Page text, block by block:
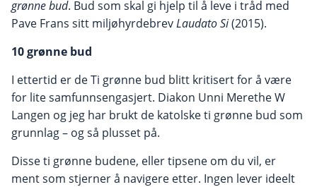
grønne bud. Bud som skal gi hjelp til å leve i tråd med
Pave Frans sitt miljøhyrdebrevLaudato Si(2015).
10 grønne bud
I ettertid er de Ti grønne bud blitt kritisert for å være
for lite samfunnsengasjert. Diakon Unni Merethe W
Langen og jeg har brukt de katolske ti grønne bud som
grunnlag – og så plusset på.
Disse ti grønne budene, eller tipsene om du vil, er
ment som stjerner å navigere etter. Ingen lever ideelt